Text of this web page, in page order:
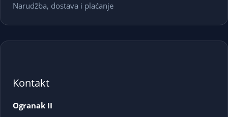
Narudžba, dostava i plaćanje
Kontakt
Ogranak II